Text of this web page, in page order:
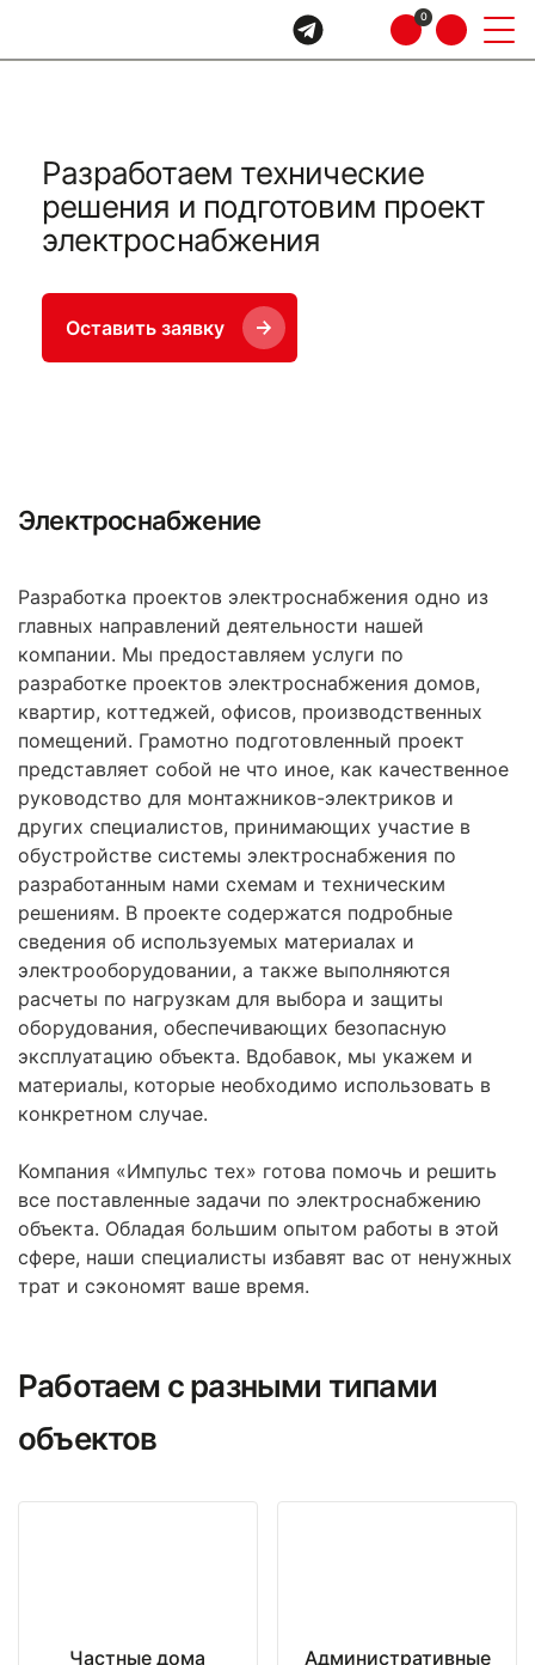
0
Разработаем технические
решения и подготовим проект
электроснабжения
Оставить заявку
Электроснабжение
Разработка проектов электроснабжения одно из
главных направлений деятельности нашей
компании. Мы предоставляем услуги по
разработке проектов электроснабжения домов,
квартир, коттеджей, офисов, производственных
помещений. Грамотно подготовленный проект
представляет собой не что иное, как качественное
руководство для монтажников-электриков и
других специалистов, принимающих участие в
обустройстве системы электроснабжения по
разработанным нами схемам и техническим
решениям. В проекте содержатся подробные
сведения об используемых материалах и
электрооборудовании, а также выполняются
расчеты по нагрузкам для выбора и защиты
оборудования, обеспечивающих безопасную
эксплуатацию объекта. Вдобавок, мы укажем и
материалы, которые необходимо использовать в
конкретном случае.
Компания «Импульс тех» готова помочь и решить
все поставленные задачи по электроснабжению
объекта. Обладая большим опытом работы в этой
сфере, наши специалисты избавят вас от ненужных
трат и сэкономят ваше время.
Работаем с разными типами
объектов
Частные дома
Административные